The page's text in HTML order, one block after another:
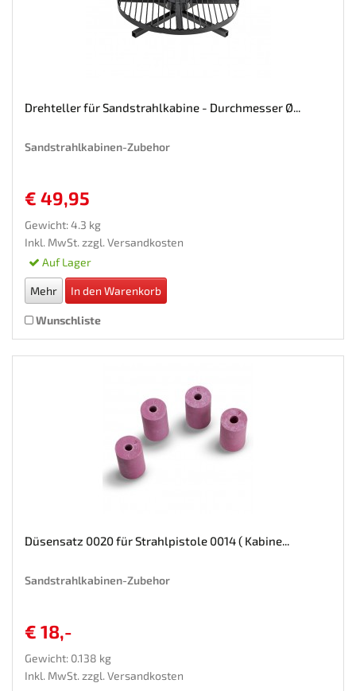
Drehteller für Sandstrahlkabine - Durchmesser Ø...
Sandstrahlkabinen-Zubehor
€ 49,95
Gewicht: 4.3 kg
Inkl. MwSt. zzgl. Versandkosten
Auf Lager
Mehr In den Warenkorb
Wunschliste
Düsensatz 0020 für Strahlpistole 0014 ( Kabine...
Sandstrahlkabinen-Zubehor
€ 18,-
Gewicht: 0.138 kg
Inkl. MwSt. zzgl. Versandkosten